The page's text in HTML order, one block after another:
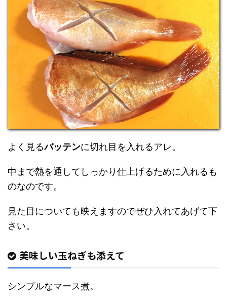
よく見るバッテンに切れ目を入れるアレ。
中まで熱を通してしっかり仕上げるために入れるも
のなのです。
見た目についても映えますのでぜひ入れてあげて下
さい。
美味しい玉ねぎも添えて
シンプルなマース煮。